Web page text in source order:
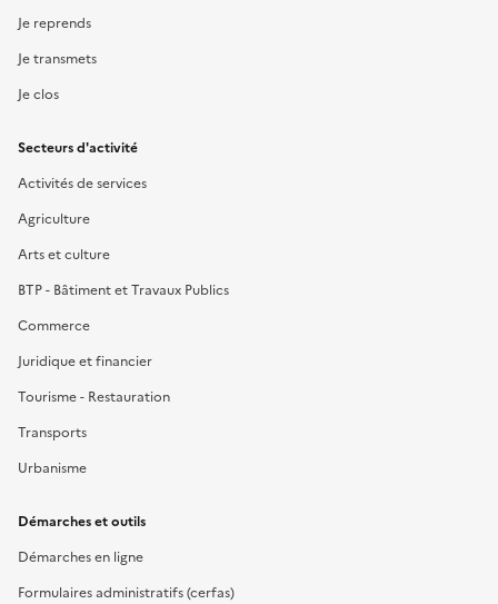
Je reprends
Je transmets
Je clos
Secteurs d'activité
Activités de services
Agriculture
Arts et culture
BTP - Bâtiment et Travaux Publics
Commerce
Juridique et financier
Tourisme - Restauration
Transports
Urbanisme
Démarches et outils
Démarches en ligne
Formulaires administratifs (cerfas)